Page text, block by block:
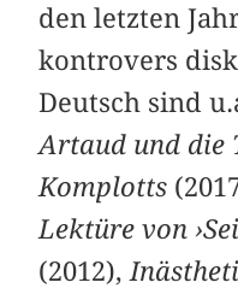
den letzten
kontrovers
Deutsch sind
Artaud und die
Komplotts
Lektüre von
(2012),